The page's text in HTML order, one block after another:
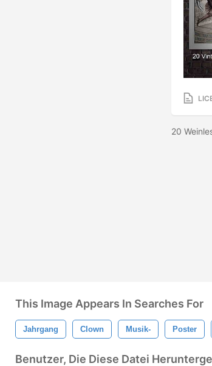
20
This Image Appears In Searches For
Jahrgang Clown Musik- Poster
Benutzer, Die Diese Datei